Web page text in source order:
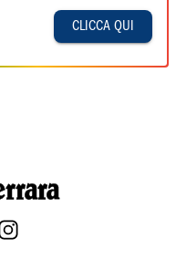
CLICCA QUI